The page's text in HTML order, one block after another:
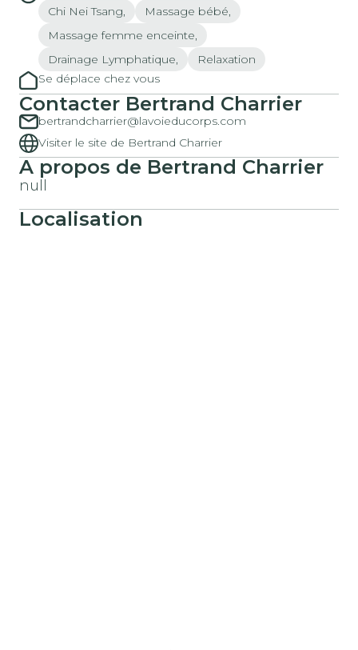
Chi Nei Tsang,
Massage bébé,
Massage femme enceinte,
Drainage Lymphatique,
Relaxation
Se déplace chez vous
Contacter Bertrand Charrier
bertrandcharrier@lavoieducorps.com
Visiter le site de Bertrand Charrier
A propos de Bertrand Charrier
null
Localisation